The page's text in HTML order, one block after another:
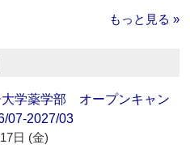
もっと見る »
大学薬学部 オープンキャン
2027/03
日 (金)